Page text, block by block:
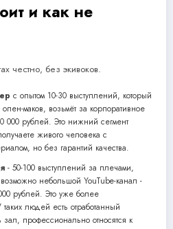
и как не
честно, без экивоков.
с опытом 10-30 выступлений, который
маков, возьмёт за корпоративное
000 рублей. Это нижний сегмент
живого человека с
но без гарантий качества.
- 50-100 выступлений за плечами,
небольшой YouTube-канал -
рублей. Это уже более
людей есть отработанный
зал, профессионально относятся к